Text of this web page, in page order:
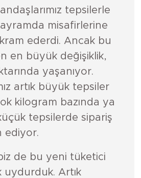
tepsilerle
misafirlerine
ederdi. Ancak bu
en büyük değişiklik,
yaşanıyor.
artık büyük tepsiler
kilogram bazında ya
tepsilerde sipariş
ediyor.
de bu yeni tüketici
uydurduk. Artık